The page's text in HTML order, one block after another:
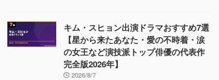
キム・スヒョン出演ドラマおすすめ7選
【星から来たあなた・愛の不時着・涙
の女王など演技派トップ俳優の代表作
完全版2026年】
2026/8/7